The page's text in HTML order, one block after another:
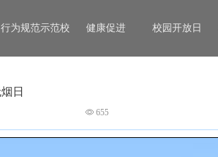
行为规范示范校 健康促进 校园开放日
日
655